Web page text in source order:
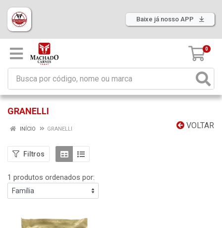
Baixe já nosso APP
0
GRANELLI
VOLTAR
INÍCIO GRANELLI
Filtros
1 produtos ordenados por: